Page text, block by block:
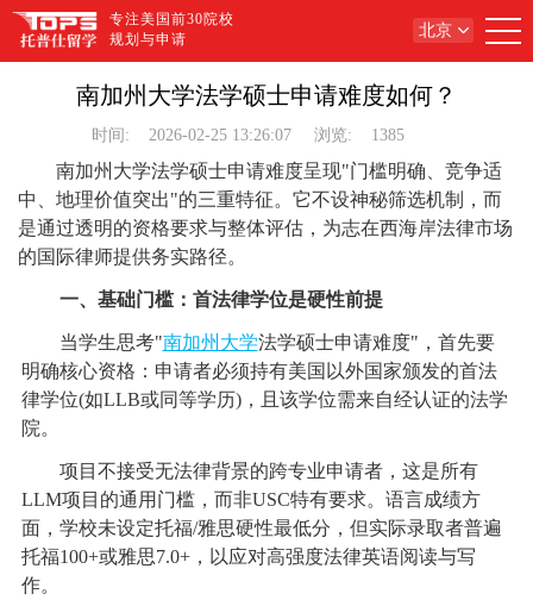
专注美国前30院校
规划与申请
北京
南加州大学法学硕士申请难度如何？
时间: 2026-02-25 13:26:07 浏览: 1385
南加州大学法学硕士申请难度呈现"门槛明确、竞争适
中、地理价值突出"的三重特征。它不设神秘筛选机制，而
是通过透明的资格要求与整体评估，为志在西海岸法律市场
的国际律师提供务实路径。
一、基础门槛：首法律学位是硬性前提
当学生思考"南加州大学法学硕士申请难度"，首先要
明确核心资格：申请者必须持有美国以外国家颁发的首法
律学位(如LLB或同等学历)，且该学位需来自经认证的法学
院。
项目不接受无法律背景的跨专业申请者，这是所有
LLM项目的通用门槛，而非USC特有要求。语言成绩方
面，学校未设定托福/雅思硬性最低分，但实际录取者普遍
托福100+或雅思7.0+，以应对高强度法律英语阅读与写
作。